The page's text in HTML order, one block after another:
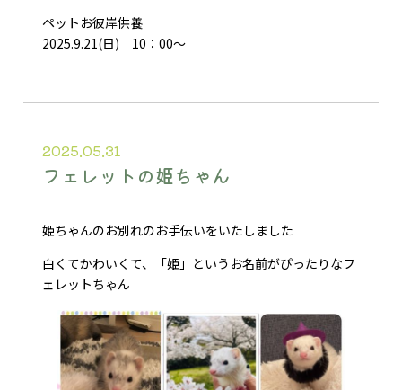
ペットお彼岸供養
2025.9.21(日) 10：00～
2025.05.31
フェレットの姫ちゃん
姫ちゃんのお別れのお手伝いをいたしました
白くてかわいくて、「姫」というお名前がぴったりなフ
ェレットちゃん